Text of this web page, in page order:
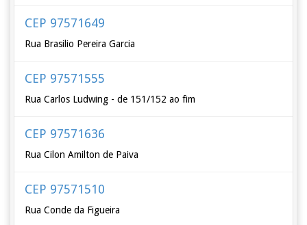
CEP 97571649
Rua Brasilio Pereira Garcia
CEP 97571555
Rua Carlos Ludwing - de 151/152 ao fim
CEP 97571636
Rua Cilon Amilton de Paiva
CEP 97571510
Rua Conde da Figueira